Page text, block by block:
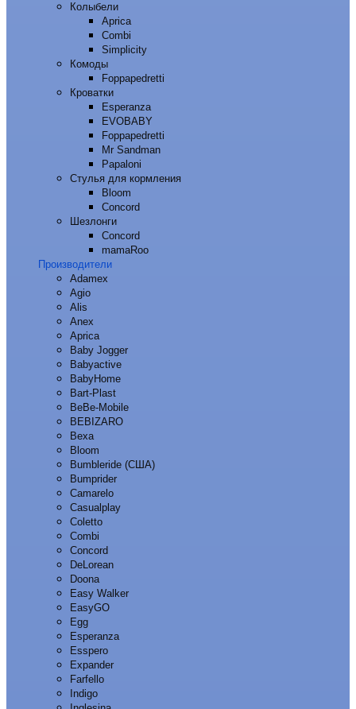
Колыбели
Aprica
Combi
Simplicity
Комоды
Foppapedretti
Кроватки
Esperanza
EVOBABY
Foppapedretti
Mr Sandman
Papaloni
Стулья для кормления
Bloom
Concord
Шезлонги
Concord
mamaRoo
Производители
Adamex
Agio
Alis
Anex
Aprica
Baby Jogger
Babyactive
BabyHome
Bart-Plast
BeBe-Mobile
BEBIZARO
Bexa
Bloom
Bumbleride (США)
Bumprider
Camarelo
Casualplay
Coletto
Combi
Concord
DeLorean
Doona
Easy Walker
EasyGO
Egg
Esperanza
Esspero
Expander
Farfello
Indigo